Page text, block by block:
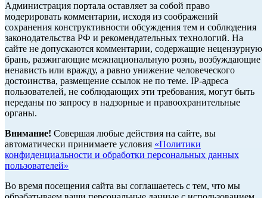
Администрация портала оставляет за собой право
модерировать комментарии, исходя из соображений
сохранения конструктивности обсуждения тем и соблюдения
законодательства РФ и рекомендательных технологий. На
сайте не допускаются комментарии, содержащие нецензурную
брань, разжигающие межнациональную рознь, возбуждающие
ненависть или вражду, а равно унижение человеческого
достоинства, размещение ссылок не по теме. IP-адреса
пользователей, не соблюдающих эти требования, могут быть
переданы по запросу в надзорные и правоохранительные
органы.
Внимание! Совершая любые действия на сайте, вы
автоматически принимаете условия «Политики
конфиденциальности и обработки персональных данных
пользователей»
Во время посещения сайта вы соглашаетесь с тем, что мы